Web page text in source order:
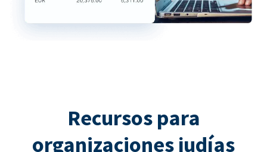
Recursos para
organizaciones judías